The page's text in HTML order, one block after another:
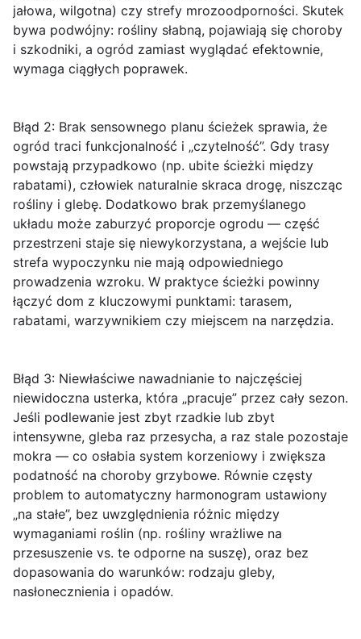
jałowa, wilgotna) czy strefy mrozoodporności. Skutek
bywa podwójny: rośliny słabną, pojawiają się choroby
i szkodniki, a ogród zamiast wyglądać efektownie,
wymaga ciągłych poprawek.
Błąd 2: Brak sensownego planu ścieżek sprawia, że
ogród traci funkcjonalność i „czytelność”. Gdy trasy
powstają przypadkowo (np. ubite ścieżki między
rabatami), człowiek naturalnie skraca drogę, niszcząc
rośliny i glebę. Dodatkowo brak przemyślanego
układu może zaburzyć proporcje ogrodu — część
przestrzeni staje się niewykorzystana, a wejście lub
strefa wypoczynku nie mają odpowiedniego
prowadzenia wzroku. W praktyce ścieżki powinny
łączyć dom z kluczowymi punktami: tarasem,
rabatami, warzywnikiem czy miejscem na narzędzia.
Błąd 3: Niewłaściwe nawadnianie to najczęściej
niewidoczna usterka, która „pracuje” przez cały sezon.
Jeśli podlewanie jest zbyt rzadkie lub zbyt
intensywne, gleba raz przesycha, a raz stale pozostaje
mokra — co osłabia system korzeniowy i zwiększa
podatność na choroby grzybowe. Równie częsty
problem to automatyczny harmonogram ustawiony
„na stałe”, bez uwzględnienia różnic między
wymaganiami roślin (np. rośliny wrażliwe na
przesuszenie vs. te odporne na suszę), oraz bez
dopasowania do warunków: rodzaju gleby,
nasłonecznienia i opadów.